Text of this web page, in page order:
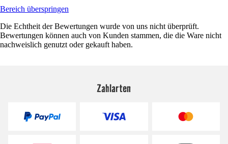
Bereich überspringen
Die Echtheit der Bewertungen wurde von uns nicht überprüft.
Bewertungen können auch von Kunden stammen, die die Ware nicht
nachweislich genutzt oder gekauft haben.
Zahlarten